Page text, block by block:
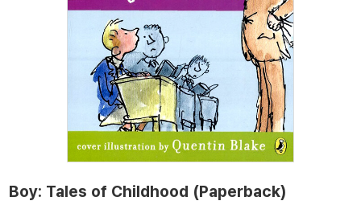
Boy: Tales of Childhood (Paperback)